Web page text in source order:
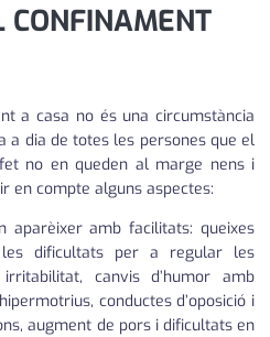
serveis
serveis
CONFINAMENT
a casa no és una circumstància
a dia de totes les persones que el
no en queden al marge nens i
en compte alguns aspectes:
aparèixer amb facilitats: queixes
les dificultats per a regular les
canvis d’humor amb
conductes d’oposició i
augment de pors i dificultats en